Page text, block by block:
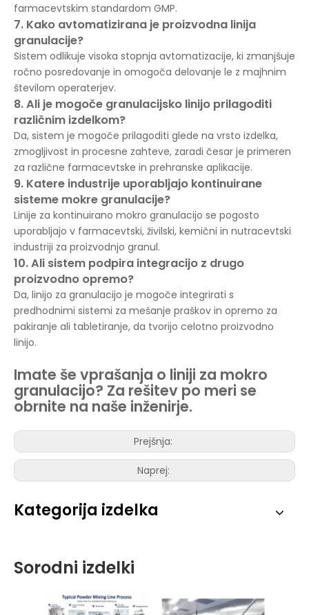
farmacevtskim standardom GMP.
7. Kako avtomatizirana je proizvodna linija
granulacije?
Sistem odlikuje visoka stopnja avtomatizacije, ki zmanjšuje
ročno posredovanje in omogoča delovanje le z majhnim
številom operaterjev.
8. Ali je mogoče granulacijsko linijo prilagoditi
različnim izdelkom?
Da, sistem je mogoče prilagoditi glede na vrsto izdelka,
zmogljivost in procesne zahteve, zaradi česar je primeren
za različne farmacevtske in prehranske aplikacije.
9. Katere industrije uporabljajo kontinuirane
sisteme mokre granulacije?
Linije za kontinuirano mokro granulacijo se pogosto
uporabljajo v farmacevtski, živilski, kemični in nutracevtski
industriji za proizvodnjo granul.
10. Ali sistem podpira integracijo z drugo
proizvodno opremo?
Da, linijo za granulacijo je mogoče integrirati s
predhodnimi sistemi za mešanje praškov in opremo za
pakiranje ali tabletiranje, da tvorijo celotno proizvodno
linijo.
Imate še vprašanja o liniji za mokro
granulacijo? Za rešitev po meri se
obrnite na naše inženirje.
Prejšnja:
Naprej:
Kategorija izdelka
Sorodni izdelki